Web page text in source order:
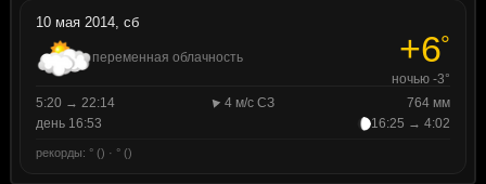
10 мая 2014, сб
переменная облачность +6°
ночью -3°
5:20 → 22:14
4 м/с СЗ
764 мм
день 16:53
16:25 → 4:02
рекорды: ° () · ° ()